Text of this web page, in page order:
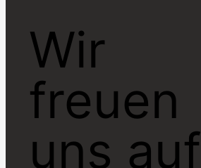
Wir
freuen
uns auf